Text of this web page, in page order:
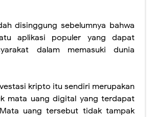
disinggung sebelumnya bahwa
aplikasi populer yang dapat
dalam memasuki dunia
kripto itu sendiri merupakan
mata uang digital yang terdapat
uang tersebut tidak tampak